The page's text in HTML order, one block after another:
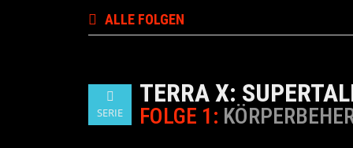
ALLE FOLGEN
SERIE
TERRA X:
FOLGE 1: